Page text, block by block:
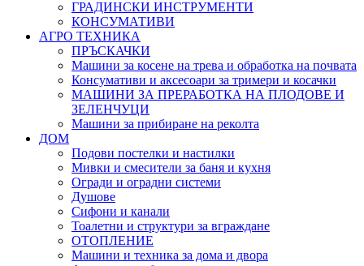
ГРАДИНСКИ ИНСТРУМЕНТИ
КОНСУМАТИВИ
АГРО ТЕХНИКА
ПРЪСКАЧКИ
Машини за косене на трева и обработка на почвата
Консумативи и аксесоари за тримери и косачки
МАШИНИ ЗА ПРЕРАБОТКА НА ПЛОДОВЕ И
ЗЕЛЕНЧУЦИ
Машини за прибиране на реколта
ДОМ
Подови постелки и настилки
Мивки и смесители за баня и кухня
Огради и оградни системи
Душове
Сифони и канали
Тоалетни и структури за вграждане
ОТОПЛЕНИЕ
Машини и техника за дома и двора